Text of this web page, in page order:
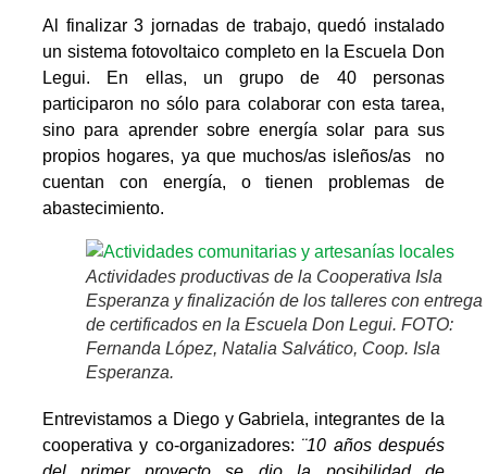
Al finalizar 3 jornadas de trabajo, quedó instalado
un sistema fotovoltaico completo en la Escuela Don
Legui. En ellas, un grupo de 40 personas
participaron no sólo para colaborar con esta tarea,
sino para aprender sobre energía solar para sus
propios hogares, ya que muchos/as isleños/as no
cuentan con energía, o tienen problemas de
abastecimiento.
Actividades productivas de la Cooperativa Isla
Esperanza y finalización de los talleres con entrega
de certificados en la Escuela Don Legui. FOTO:
Fernanda López, Natalia Salvático, Coop. Isla
Esperanza.
Entrevistamos a Diego y Gabriela, integrantes de la
cooperativa y co-organizadores: ¨10 años después